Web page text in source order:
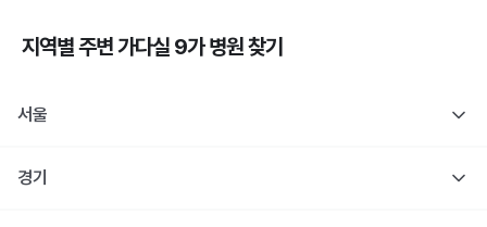
지역별 주변가다실 9가병원 찾기
서울
경기